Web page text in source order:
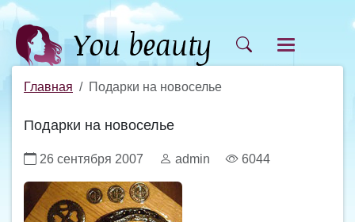
Главная Подарки на новоселье
Подарки на новоселье
26 сентября 2007 admin 6044